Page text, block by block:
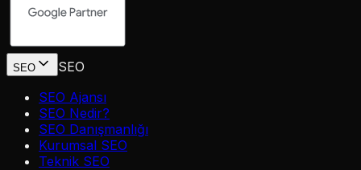
SEO
SEO
SEO Ajansı
SEO Nedir?
SEO Danışmanlığı
Kurumsal SEO
Teknik SEO